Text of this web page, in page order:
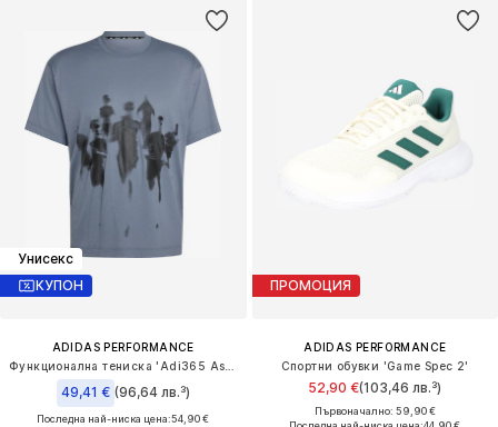
Унисекс
КУПОН
ADIDAS PERFORMANCE
49,41 € (96,64 лв.³)
Последна най-ниска цена:54,90 €
ПРОМОЦИЯ
ADIDAS PERFORMANCE
Спортни обувки 'Game Spec 2'
52,90 €(103,46 лв.³)
Първоначално: 59,90 €